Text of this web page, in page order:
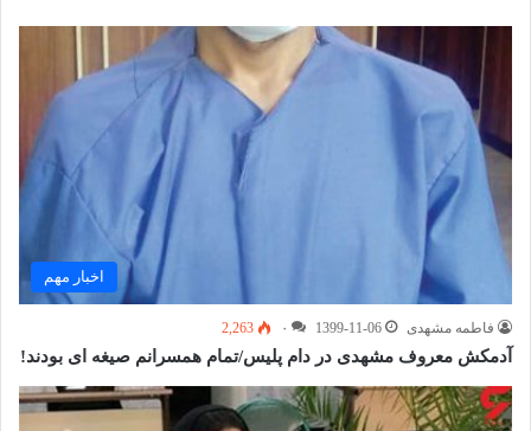
اخبار مهم
فاطمه مشهدی 1399-11-06 ۰ 2,263
آدمکش معروف مشهدی در دام پلیس/تمام همسرانم صیغه ای بودند!